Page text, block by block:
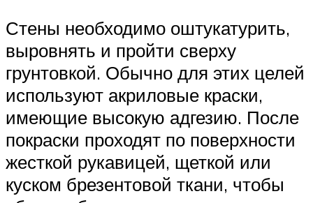
Стены необходимо оштукатурить,
выровнять и пройти сверху
грунтовкой. Обычно для этих целей
используют акриловые краски,
имеющие высокую адгезию. После
покраски проходят по поверхности
жесткой рукавицей, щеткой или
куском брезентовой ткани, чтобы